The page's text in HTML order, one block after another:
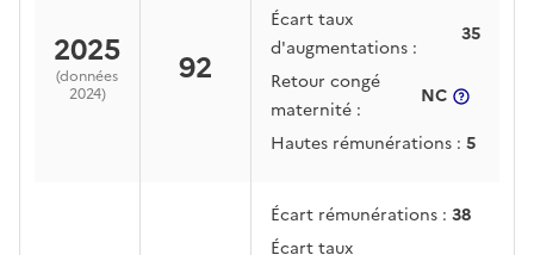
2025
(données
2024)
92
Écart taux
d'augmentations :
35
Retour congé
maternité :
NC plus
Hautes rémunérations : 5
Écart rémunérations : 38
Écart taux